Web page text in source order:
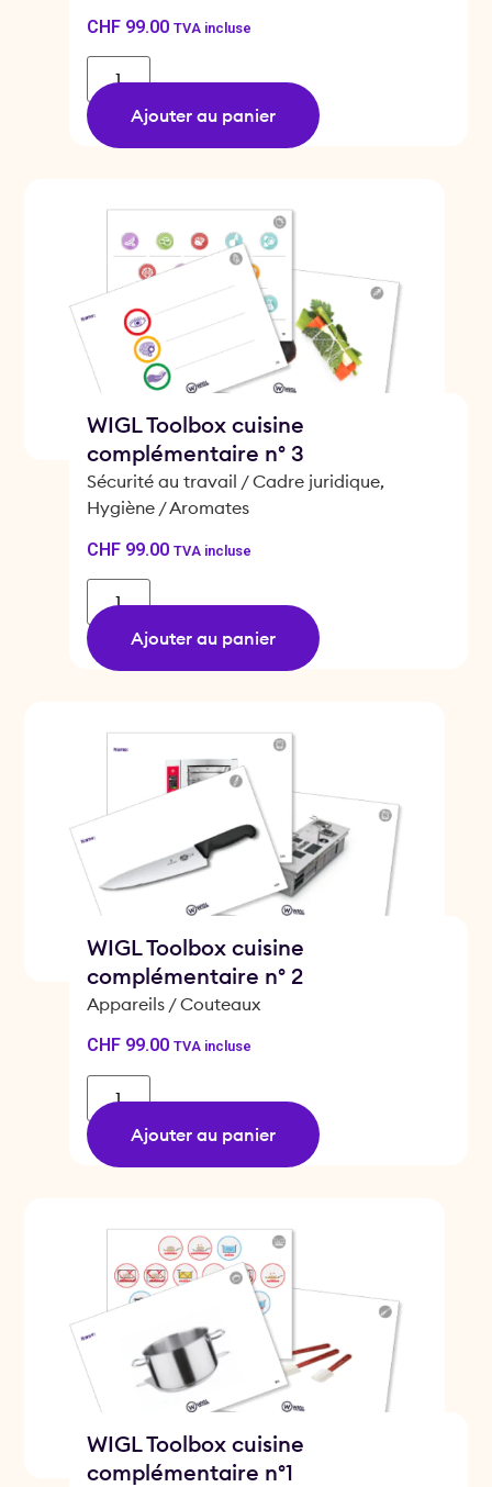
CHF99.00 TVA incluse
Ajouter au panier
WIGL Toolbox cuisine
complémentaire n° 3
Sécurité au travail / Cadre juridique,
Hygiène / Aromates
CHF99.00 TVA incluse
Ajouter au panier
WIGL Toolbox cuisine
complémentaire n° 2
Appareils / Couteaux
CHF99.00 TVA incluse
Ajouter au panier
WIGL Toolbox cuisine
complémentaire n°1